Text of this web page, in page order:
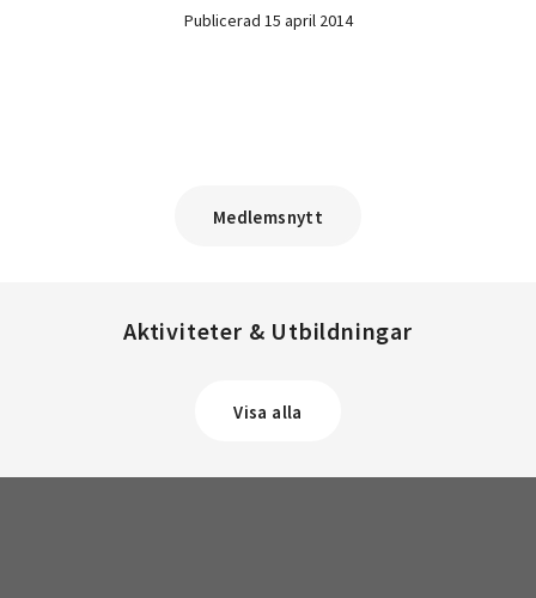
Publicerad 15 april 2014
Medlemsnytt
Aktiviteter & Utbildningar
Visa alla